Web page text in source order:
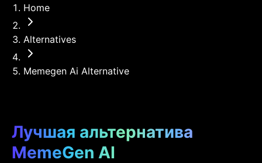
Home
Alternatives
Memegen Ai Alternative
Лучшая альтернатива
MemeGen AI